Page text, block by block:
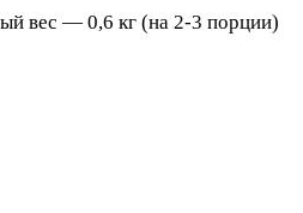
вес — 0,6 кг (на 2-3 порции)